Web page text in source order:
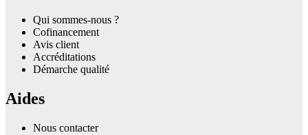
Qui sommes-nous ?
Cofinancement
Avis client
Accréditations
Démarche qualité
Aides
Nous contacter